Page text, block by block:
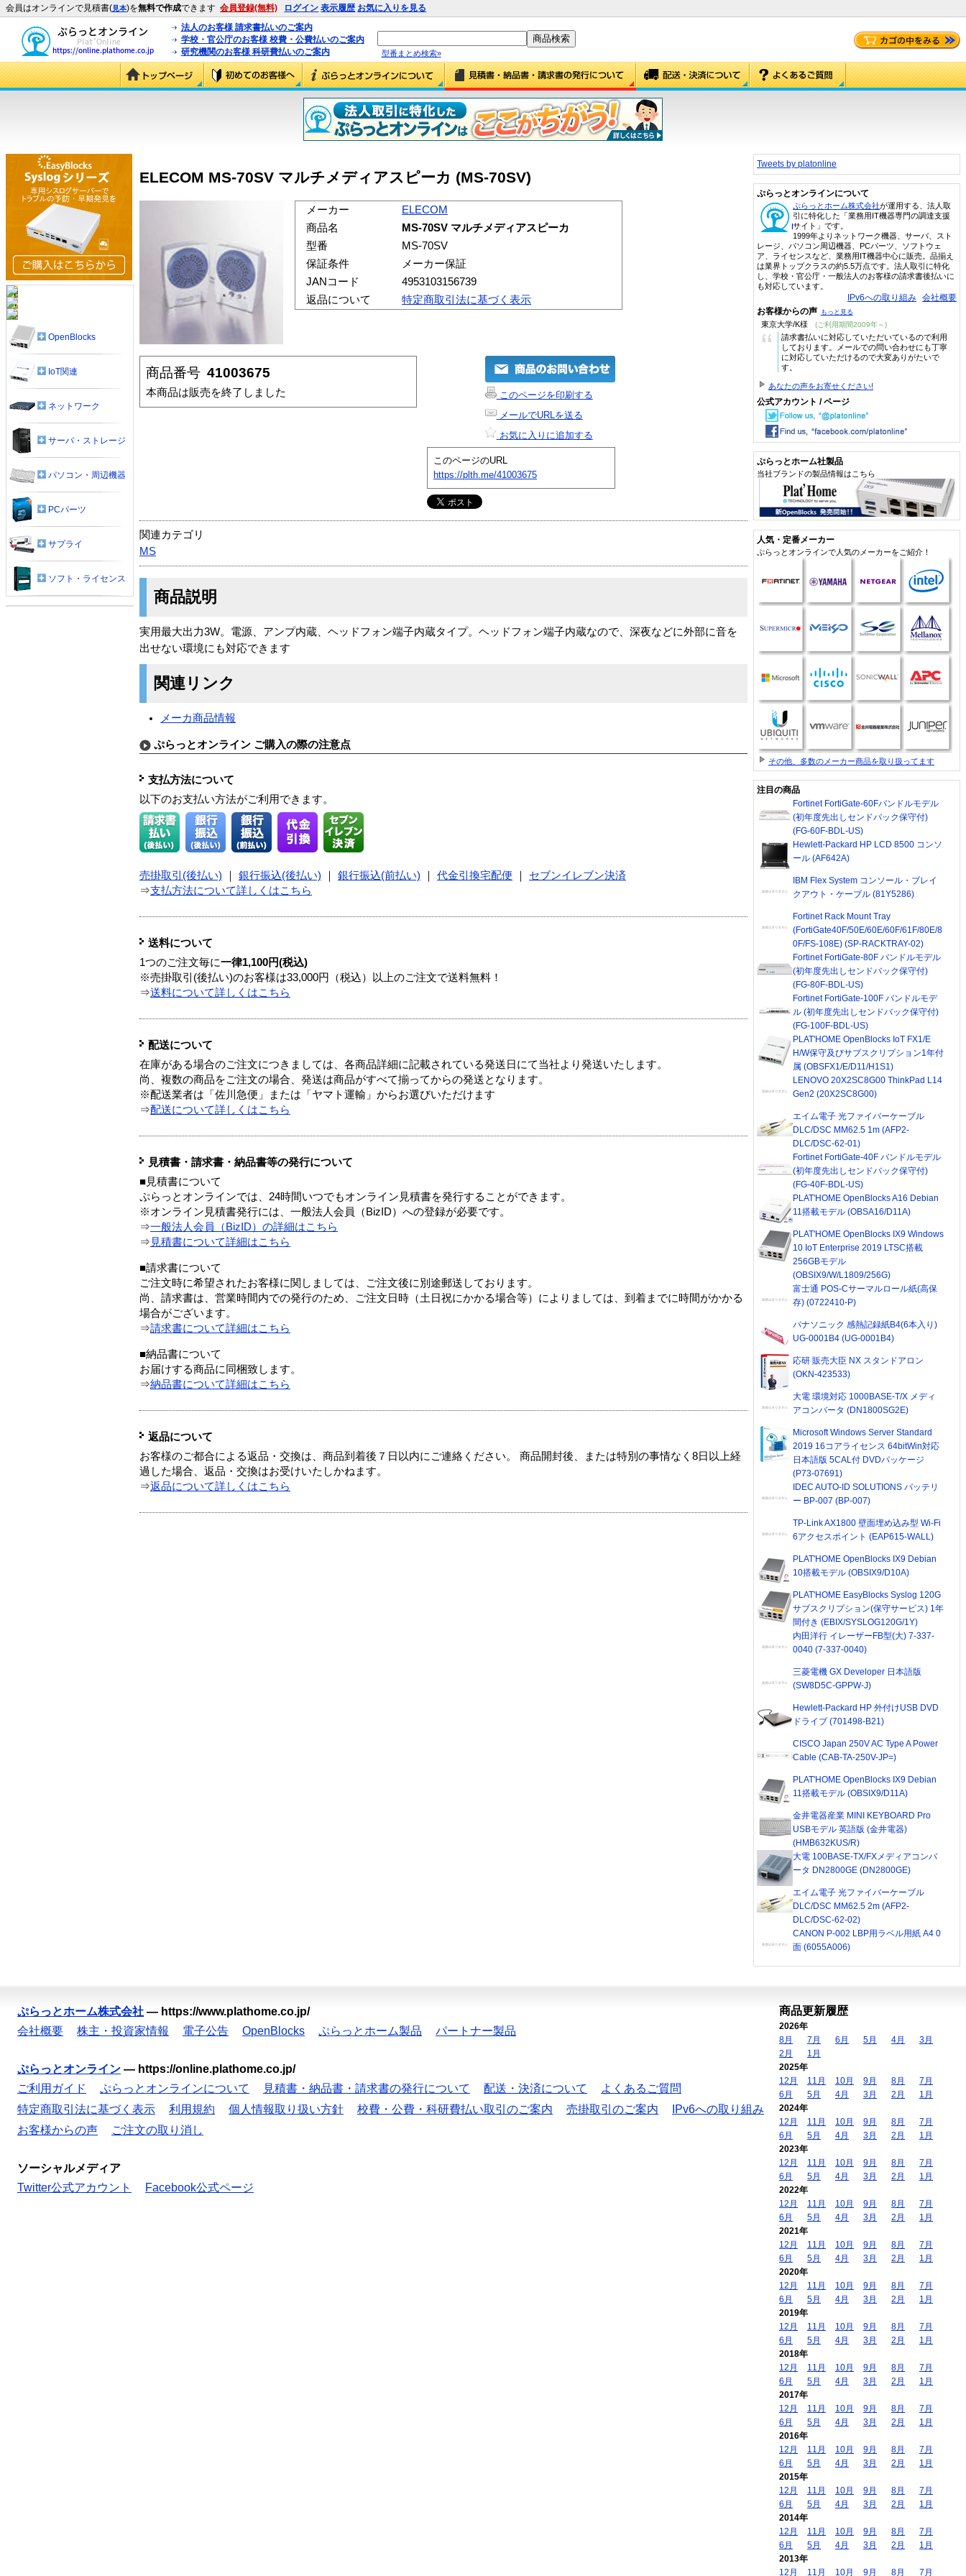
会員はオンラインで見積書(見本)を無料で作成できます 会員登録(無料) ログイン 表示履歴 お気に入りを見る
法人のお客様 請求書払いのご案内
学校・官公庁のお客様 校費・公費払いのご案内
研究機関のお客様 科研費払いのご案内
型番まとめ検索»
ELECOM MS-70SV マルチメディアスピーカ (MS-70SV)
メーカー
ELECOM
商品名
MS-70SV マルチメディアスピーカ
型番
MS-70SV
保証条件
メーカー保証
JANコード
4953103156739
返品について
特定商取引法に基づく表示
商品番号 41003675
本商品は販売を終了しました
このページを印刷する
メールでURLを送る
お気に入りに追加する
このページのURL
https://plth.me/41003675
関連カテゴリ
MS
商品説明
実用最大出力3W。電源、アンプ内蔵、ヘッドフォン端子内蔵タイプ。ヘッドフォン端子内蔵なので、深夜などに外部に音を
出せない環境にも対応できます
関連リンク
メーカ商品情報
ぷらっとオンライン ご購入の際の注意点
支払方法について
以下のお支払い方法がご利用できます。
売掛取引(後払い) 銀行振込(後払い) 銀行振込(前払い) 代金引換宅配便
セブンイレブン決済
⇒支払方法について詳しくはこちら
送料について
1つのご注文毎に一律1,100円(税込)
※売掛取引(後払い)のお客様は33,000円（税込）以上のご注文で送料無料！
⇒送料について詳しくはこちら
配送について
在庫がある場合のご注文につきましては、各商品詳細に記載されている発送日にて当社より発送いたします。
尚、複数の商品をご注文の場合、発送は商品がすべて揃ってからの発送となります。
※配送業者は「佐川急便」または「ヤマト運輸」からお選びいただけます
⇒配送について詳しくはこちら
見積書・請求書・納品書等の発行について
■見積書について
ぷらっとオンラインでは、24時間いつでもオンライン見積書を発行することができます。
※オンライン見積書発行には、一般法人会員（BizID）への登録が必要です。
⇒一般法人会員（BizID）の詳細はこちら
⇒ 見積書について詳細はこちら
■請求書について
ご注文時に希望されたお客様に関しましては、ご注文後に別途郵送しております。
尚、請求書は、営業時間内での発行のため、ご注文日時（土日祝にかかる場合等）によりましては、到着までに時間がかかる
場合がございます。
⇒請求書について詳細はこちら
■納品書について
お届けする商品に同梱致します。
⇒納品書について詳細はこちら
返品について
お客様のご都合による返品・交換は、商品到着後７日以内にご連絡ください。 商品開封後、または特別の事情なく8日以上経
過した場合、返品・交換はお受けいたしかねます。
⇒返品について詳しくはこちら
OpenBlocks
IoT関連
ネットワーク
サーバ・ストレージ
パソコン・周辺機器
PCパーツ
サプライ
ソフト・ライセンス
Tweets by platonline
ぷらっとオンラインについて
ぷらっとホーム株式会社が運用する、法人取
引に特化した「業務用IT機器専門の調達支援
サイト」です。
1999年よりネットワーク機器、サーバ、スト
レージ、パソコン周辺機器、PCパーツ、ソフトウェ
ア、ライセンスなど、業務用IT機器中心に販売。品揃え
は業界トップクラスの約5.5万点です。法人取引に特化
し、学校・官公庁・一般法人のお客様の請求書後払いに
も対応しています。
IPv6への取り組み 会社概要
お客様からの声 もっと見る
東京大学/K様 (ご利用期間2009年～)
“
請求書払いに対応していただいているので利用
しております。メールでの問い合わせにも丁寧
に対応していただけるので大変ありがたいで
す。
あなたの声をお寄せください!
公式アカウント / ページ
ぷらっとホーム社製品
当社ブランドの製品情報はこちら
人気・定番メーカー
ぷらっとオンラインで人気のメーカーをご紹介！
その他、多数のメーカー商品を取り扱ってます
注目の商品
Fortinet FortiGate-60Fバンドルモデル
(初年度先出しセンドバック保守付)
(FG-60F-BDL-US)
Hewlett-Packard HP LCD 8500 コンソ
ール (AF642A)
IBM Flex System コンソール・ブレイ
クアウト・ケーブル (81Y5286)
Fortinet Rack Mount Tray
(FortiGate40F/50E/60E/60F/61F/80E/8
0F/FS-108E) (SP-RACKTRAY-02)
Fortinet FortiGate-80F バンドルモデル
(初年度先出しセンドバック保守付)
(FG-80F-BDL-US)
Fortinet FortiGate-100F バンドルモデ
ル (初年度先出しセンドバック保守付)
(FG-100F-BDL-US)
PLAT'HOME OpenBlocks IoT FX1/E
H/W保守及びサブスクリプション1年付
属 (OBSFX1/E/D11/H1S1)
LENOVO 20X2SC8G00 ThinkPad L14
Gen2 (20X2SC8G00)
エイム電子 光ファイバーケーブル
DLC/DSC MM62.5 1m (AFP2-
DLC/DSC-62-01)
Fortinet FortiGate-40F バンドルモデル
(初年度先出しセンドバック保守付)
(FG-40F-BDL-US)
PLAT'HOME OpenBlocks A16 Debian
11搭載モデル (OBSA16/D11A)
PLAT'HOME OpenBlocks IX9 Windows
10 IoT Enterprise 2019 LTSC搭載
256GBモデル
(OBSIX9/W/L1809/256G)
富士通 POS-Cサーマルロール紙(高保
存) (0722410-P)
パナソニック 感熱記録紙B4(6本入り)
UG-0001B4 (UG-0001B4)
応研 販売大臣 NX スタンドアロン
(OKN-423533)
大電 環境対応 1000BASE-T/X メディ
アコンバータ (DN1800SG2E)
Microsoft Windows Server Standard
2019 16コアライセンス 64bitWin対応
日本語版 5CAL付 DVDパッケージ
(P73-07691)
IDEC AUTO-ID SOLUTIONS バッテリ
ー BP-007 (BP-007)
TP-Link AX1800 壁面埋め込み型 Wi-Fi
6アクセスポイント (EAP615-WALL)
PLAT'HOME OpenBlocks IX9 Debian
10搭載モデル (OBSIX9/D10A)
PLAT'HOME EasyBlocks Syslog 120G
サブスクリプション(保守サービス) 1年
間付き (EBIX/SYSLOG120G/1Y)
内田洋行 イレーザーFB型(大) 7-337-
0040 (7-337-0040)
三菱電機 GX Developer 日本語版
(SW8D5C-GPPW-J)
Hewlett-Packard HP 外付けUSB DVD
ドライブ (701498-B21)
CISCO Japan 250V AC Type A Power
Cable (CAB-TA-250V-JP=)
PLAT'HOME OpenBlocks IX9 Debian
11搭載モデル (OBSIX9/D11A)
金井電器産業 MINI KEYBOARD Pro
USBモデル 英語版 (金井電器)
(HMB632KUS/R)
大電 100BASE-TX/FXメディアコンバ
ータ DN2800GE (DN2800GE)
エイム電子 光ファイバーケーブル
DLC/DSC MM62.5 2m (AFP2-
DLC/DSC-62-02)
CANON P-002 LBP用ラベル用紙 A4 0
面 (6055A006)
ぷらっとホーム株式会社 — https://www.plathome.co.jp/
会社概要
株主・投資家情報 電子公告 OpenBlocks ぷらっとホーム製品 パートナー製品
ぷらっとオンライン — https://online.plathome.co.jp/
ご利用ガイド
ぷらっとオンラインについて 見積書・納品書・請求書の発行について 配送・決済について
よくあるご質問
特定商取引法に基づく表示
利用規約 個人情報取り扱い方針 校費・公費・科研費払い取引のご案内 売掛取引のご案内
IPv6への取り組み
お客様からの声
ご注文の取り消し
ソーシャルメディア
Twitter公式アカウント
Facebook公式ページ
商品更新履歴
2026年
8月
7月 6月 5月 4月
3月
2月
1月
2025年
12月
11月 10月 9月 8月
7月
6月
5月 4月 3月 2月
1月
2024年
12月
11月 10月 9月 8月
7月
6月
5月 4月 3月 2月
1月
2023年
12月
11月 10月 9月 8月
7月
6月
5月 4月 3月 2月
1月
2022年
12月
11月 10月 9月 8月
7月
6月
5月 4月 3月 2月
1月
2021年
12月
11月 10月 9月 8月
7月
6月
5月 4月 3月 2月
1月
2020年
12月
11月 10月 9月 8月
7月
6月
5月 4月 3月 2月
1月
2019年
12月
11月 10月 9月 8月
7月
6月
5月 4月 3月 2月
1月
2018年
12月
11月 10月 9月 8月
7月
6月
5月 4月 3月 2月
1月
2017年
12月
11月 10月 9月 8月
7月
6月
5月 4月 3月 2月
1月
2016年
12月
11月 10月 9月 8月
7月
6月
5月 4月 3月 2月
1月
2015年
12月
11月 10月 9月 8月
7月
6月
5月 4月 3月 2月
1月
2014年
12月
11月 10月 9月 8月
7月
6月
5月 4月 3月 2月
1月
2013年
12月
11月 10月 9月 8月 7月